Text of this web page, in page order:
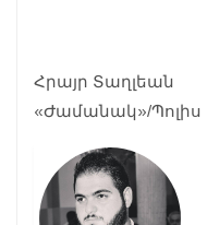
Հրայր Տաղլեան
«Ժամանակ»/Պոլիս